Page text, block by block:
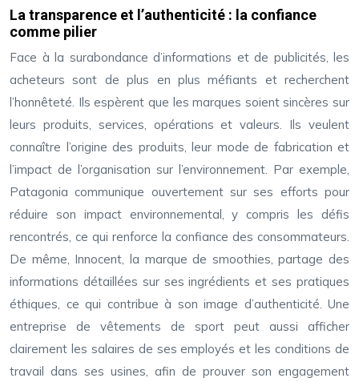
La transparence et l’authenticité : la confiance
comme pilier
Face à la surabondance d’informations et de publicités, les
acheteurs sont de plus en plus méfiants et recherchent
l’honnêteté. Ils espèrent que les marques soient sincères sur
leurs produits, services, opérations et valeurs. Ils veulent
connaître l’origine des produits, leur mode de fabrication et
l’impact de l’organisation sur l’environnement. Par exemple,
Patagonia communique ouvertement sur ses efforts pour
réduire son impact environnemental, y compris les défis
rencontrés, ce qui renforce la confiance des consommateurs.
De même, Innocent, la marque de smoothies, partage des
informations détaillées sur ses ingrédients et ses pratiques
éthiques, ce qui contribue à son image d’authenticité. Une
entreprise de vêtements de sport peut aussi afficher
clairement les salaires de ses employés et les conditions de
travail dans ses usines, afin de prouver son engagement